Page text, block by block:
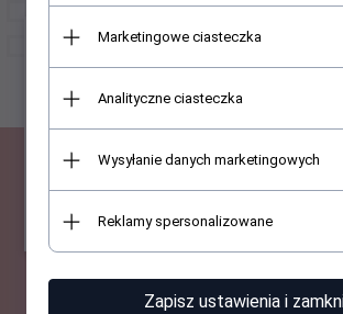
MOTORYZACJA
WSZYSTKIE
PRODUKTY
-- wpisz adres e-mail --
Marketingowe ciasteczka
Analityczne ciasteczka
Wysyłanie danych marketingowych
Reklamy spersonalizowane
Zapisz ustawienia i